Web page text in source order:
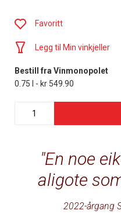
En noe
aligote
2022-årgang
Favoritt
Legg til Min vinkjeller
Bestill fra Vinmonopolet
0.75 l - kr 549.90